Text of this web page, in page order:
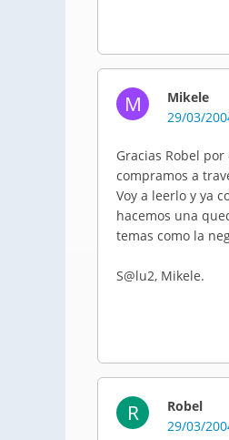
M
Mikele
29/03/
Gracias Robel
compramos a
Voy a leerlo y ya
hacemos una
temas como la
S@lu2, Mikele.
R
Robel
29/03/